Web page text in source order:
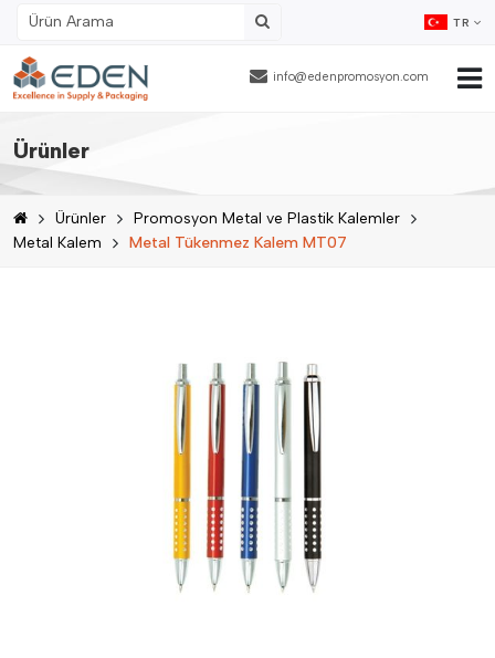
info@edenpromosyon.com
TR
Ana Sayfa
Hakkımızda
Ürünler
Ürünler
Ürünler
Promosyon Metal ve Plastik Kalemler
Metal Kalem
Metal Tükenmez Kalem MT07